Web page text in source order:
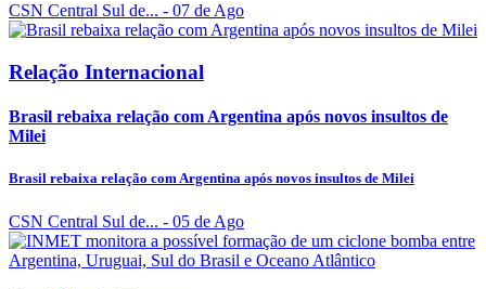
CSN Central Sul de... - 07 de Ago
Relação Internacional
Brasil rebaixa relação com Argentina após novos insultos de
Milei
Brasil rebaixa relação com Argentina após novos insultos de Milei
CSN Central Sul de... - 05 de Ago